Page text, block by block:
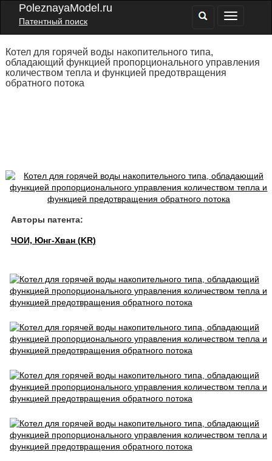
PoleznayaModel.ru
Патентный поиск
Котел для горячей воды накопительного типа,
обладающий функцией пропорционального управления
количеством тепла и функцией предотвращения
обратного потока
Авторы патента:
ЧОИ, Юнг-Хван (KR)